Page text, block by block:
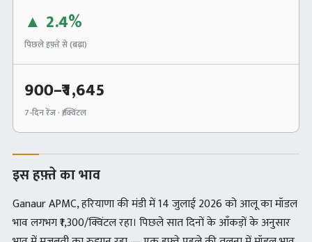
▲ 2.4%
पिछले हफ़्ते से (बढ़ा)
900–₹1,645
7-दिन रेंज · ₹/क्विंटल
इस हफ़्ते का भाव
Ganaur APMC, हरियाणा की मंडी में 14 जुलाई 2026 को आलू का मॉडल
भाव लगभग ₹1,300/क्विंटल रहा। पिछले सात दिनों के आँकड़ों के अनुसार